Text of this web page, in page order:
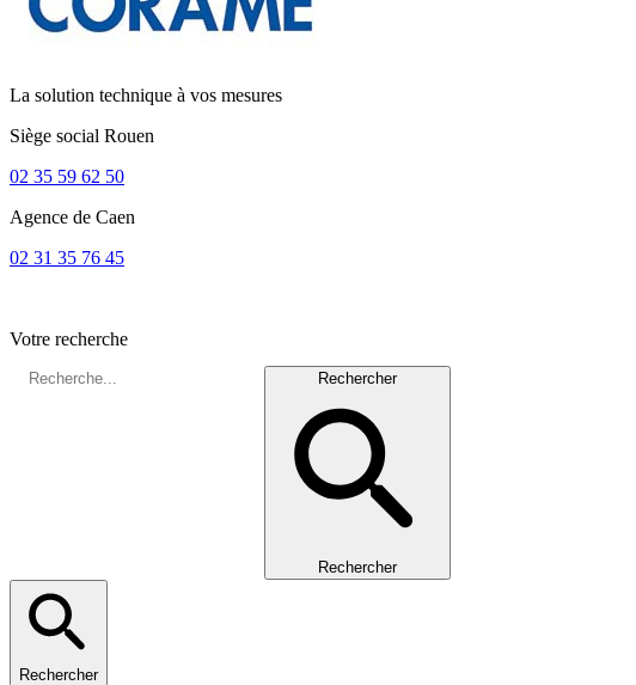
La solution technique à vos mesures
Siège social Rouen
02 35 59 62 50
Agence de Caen
02 31 35 76 45
Votre recherche
Rechercher
Rechercher
Rechercher